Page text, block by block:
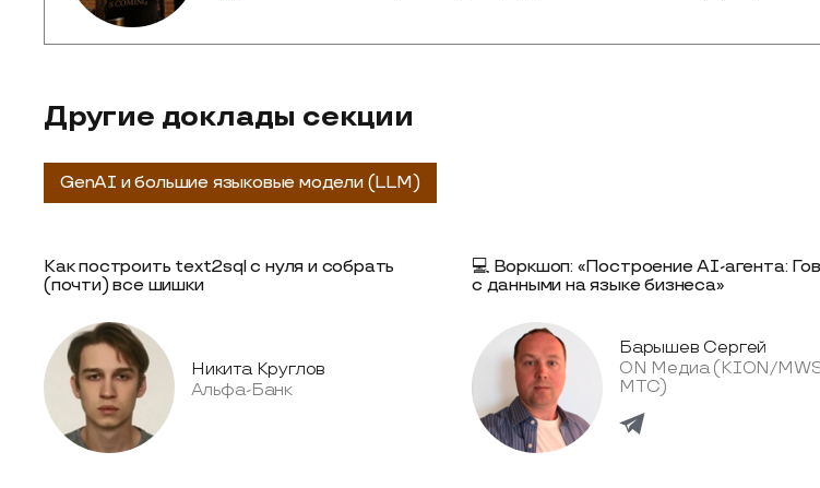
Другие доклады секции
GenAI и большие языковые модели (LLM)
Как построить text2sql с нуля и собрать
(почти) все шишки
Никита Круглов
Альфа-Банк
💻 Воркшоп: «Построение AI-агента:
с данными на языке бизнеса»
Барышев Сергей
ON Медиа (KION/
МТС)